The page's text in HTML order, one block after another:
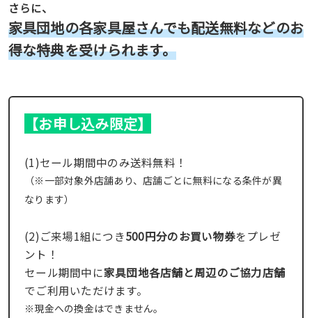
さらに、
家具団地の各家具屋さんでも配送無料などのお
得な特典を受けられます。
【お申し込み限定】
(1)セール期間中のみ送料無料！
（※一部対象外店舗あり、店舗ごとに無料になる条件が異
なります）
(2)ご来場1組につき500円分のお買い物券をプレゼ
ント！
セール期間中に家具団地各店舗と周辺のご協力店舗
でご利用いただけます。
※現金への換金はできません。